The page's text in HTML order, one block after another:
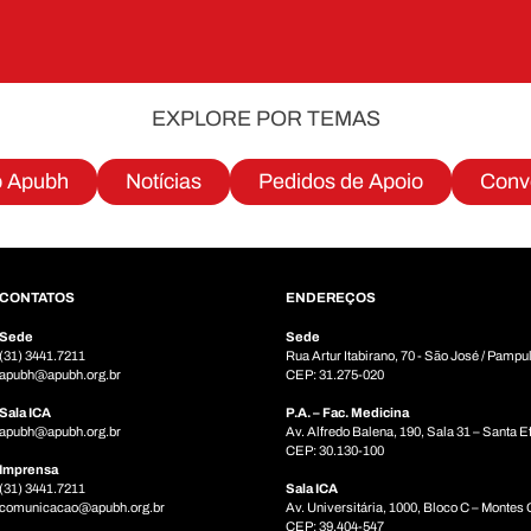
EXPLORE POR TEMAS
Apubh Notícias Pedidos de Apoio
3441.7211
ICA
3441.7211
ENDEREÇOS
Sede
Rua Artur Itabirano, 70 - São José /
CEP: 31.275-020
P.A. – Fac. Medicina
Av. Alfredo Balena, 190, Sala 31 – Santa
CEP: 30.130-100
Sala ICA
Av. Universitária, 1000, Bloco C – Montes
CEP: 39.404-547